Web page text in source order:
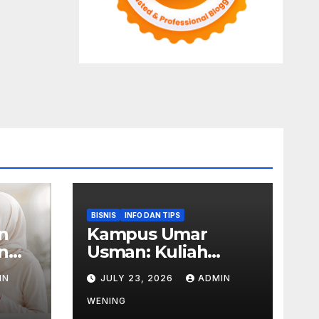
BISNIS INFO DAN TIPS
Kampus Umar
Usman: Kuliah
Bisnis Praktik
JULY 23, 2026 ADMIN
WENING